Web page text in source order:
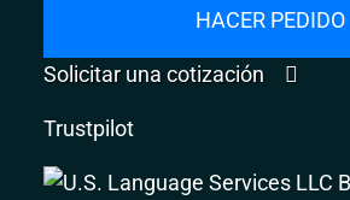
HACER PEDIDO
Solicitar una cotización
Trustpilot